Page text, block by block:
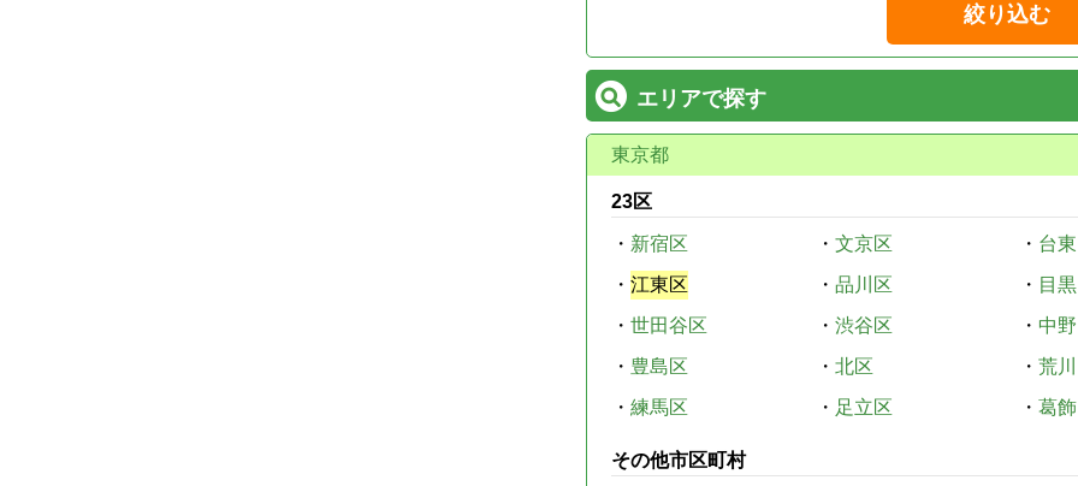
絞り込む
エリアで探す
東京都
23区
・ 新宿区 ・ 文京区 ・ 台
・ 江東区 ・ 品川区 ・ 目
・ 世田谷区 ・ 渋谷区 ・ 中
・ 豊島区 ・ 北区 ・ 荒
・ 練馬区 ・ 足立区 ・ 葛
その他市区町村